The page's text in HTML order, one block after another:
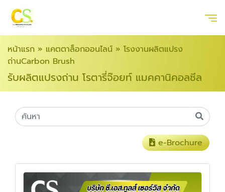
หน้าแรก » แคตตาล็อกออนไลน์ » โรงงานผลิตแปรง
ถ่านCarbon Brush
รับผลิตแปรงถ่าน โรตารี่จ๊อยท์ แมคคานิคอลซีล
e-Brochure